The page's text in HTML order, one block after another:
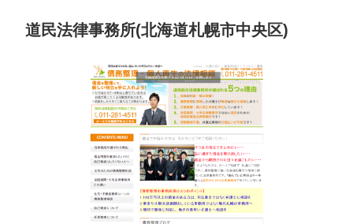
道民法律事務所(北海道札幌市中央区)